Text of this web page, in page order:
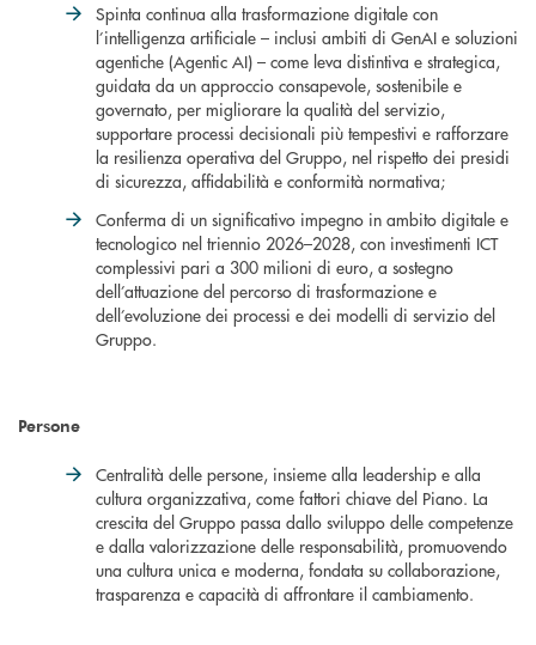
Spinta continua alla trasformazione digitale con
l’intelligenza artificiale – inclusi ambiti di GenAI e soluzioni
agentiche (Agentic AI) – come leva distintiva e strategica,
guidata da un approccio consapevole, sostenibile e
governato, per migliorare la qualità del servizio,
supportare processi decisionali più tempestivi e rafforzare
la resilienza operativa del Gruppo, nel rispetto dei presidi
di sicurezza, affidabilità e conformità normativa;
Conferma di un significativo impegno in ambito digitale e
tecnologico nel triennio 2026–2028, con investimenti ICT
complessivi pari a 300 milioni di euro, a sostegno
dell’attuazione del percorso di trasformazione e
dell’evoluzione dei processi e dei modelli di servizio del
Gruppo.
Persone
Centralità delle persone, insieme alla leadership e alla
cultura organizzativa, come fattori chiave del Piano. La
crescita del Gruppo passa dallo sviluppo delle competenze
e dalla valorizzazione delle responsabilità, promuovendo
una cultura unica e moderna, fondata su collaborazione,
trasparenza e capacità di affrontare il cambiamento.